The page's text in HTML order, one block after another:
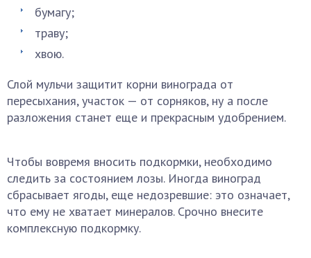
бумагу;
траву;
хвою.
Слой мульчи защитит корни винограда от
пересыхания, участок — от сорняков, ну а после
разложения станет еще и прекрасным удобрением.
Чтобы вовремя вносить подкормки, необходимо
следить за состоянием лозы. Иногда виноград
сбрасывает ягоды, еще недозревшие: это означает,
что ему не хватает минералов. Срочно внесите
комплексную подкормку.